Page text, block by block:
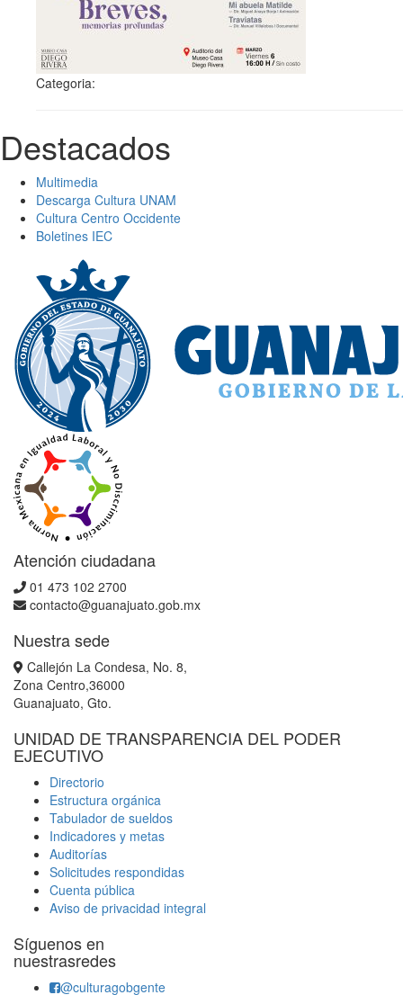
Categoria:
Destacados
Multimedia
Descarga Cultura UNAM
Cultura Centro Occidente
Boletines IEC
Atención ciudadana
01 473 102 2700
contacto@guanajuato.gob.mx
Nuestra sede
Callejón La Condesa, No. 8,
Zona Centro,36000
Guanajuato, Gto.
UNIDAD DE TRANSPARENCIA DEL PODER
EJECUTIVO
Directorio
Estructura orgánica
Tabulador de sueldos
Indicadores y metas
Auditorías
Solicitudes respondidas
Cuenta pública
Aviso de privacidad integral
Síguenos en
nuestrasredes
@culturagobgente